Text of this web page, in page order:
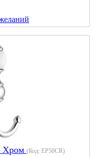
Хром (Код: EP50CR)